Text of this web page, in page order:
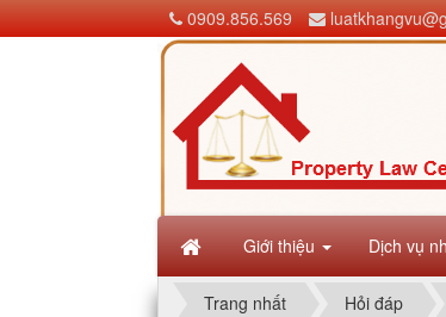
Giới thiệu Dịch vụ
0909.856.569
Trang nhất Hỏi đáp